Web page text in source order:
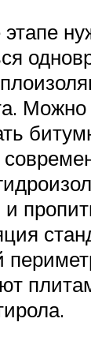
Можно